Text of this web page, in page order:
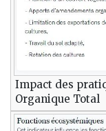
Impact des
Organique Total